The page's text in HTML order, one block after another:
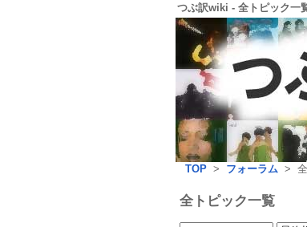
つぶ訳wiki - 全トピック一
TOP > フォーラム > 全
全トピック一覧